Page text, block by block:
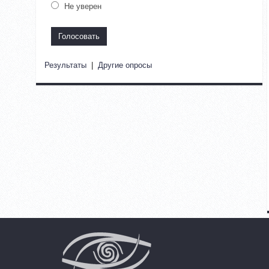
Не уверен
Результаты | Другие опросы